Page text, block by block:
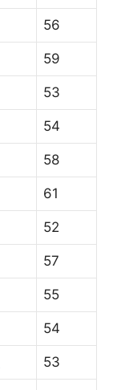
56
59
53
54
58
61
52
57
55
54
53